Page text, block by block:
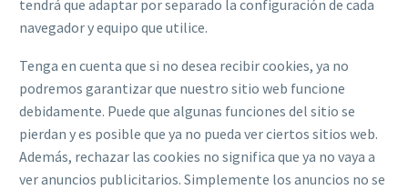
tendrá que adaptar por separado la configuración de cada
navegador y equipo que utilice.
Tenga en cuenta que si no desea recibir cookies, ya no
podremos garantizar que nuestro sitio web funcione
debidamente. Puede que algunas funciones del sitio se
pierdan y es posible que ya no pueda ver ciertos sitios web.
Además, rechazar las cookies no significa que ya no vaya a
ver anuncios publicitarios. Simplemente los anuncios no se